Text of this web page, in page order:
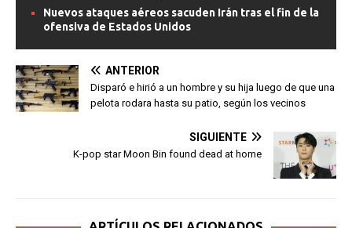
Nuevos ataques aéreos sacuden Irán tras el fin de la
ofensiva de Estados Unidos
ANTERIOR
Disparó e hirió a un hombre y su hija luego de que una
pelota rodara hasta su patio, según los vecinos
SIGUIENTE
K-pop star Moon Bin found dead at home